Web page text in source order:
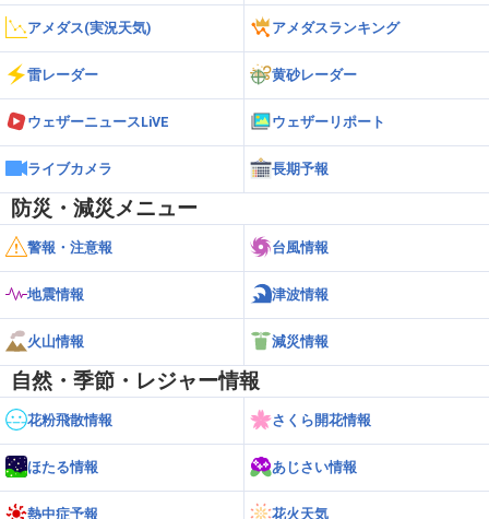
アメダス(実況天気) アメダスランキング
雷レーダー 黄砂レーダー
ウェザーニュースLiVE ウェザーリポート
ライブカメラ 長期予報
防災・減災メニュー
警報・注意報 台風情報
地震情報 津波情報
火山情報 減災情報
自然・季節・レジャー情報
花粉飛散情報 さくら開花情報
ほたる情報 あじさい情報
熱中症予報 花火天気